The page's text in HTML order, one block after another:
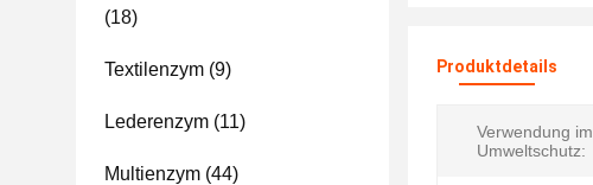
(18)
Textilenzym (9)
Lederenzym (11)
Multienzym (44)
Produktdetails
Verwendung im
Umweltschutz: